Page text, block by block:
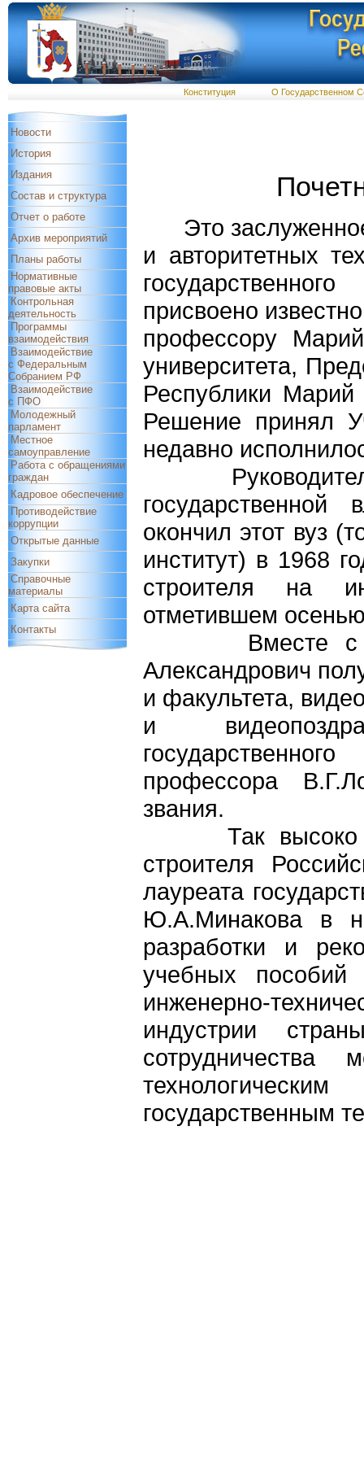
Конституция О Государственном
Новости
История
Издания
Состав и структура
Отчет о работе
Архив мероприятий
Планы работы
Нормативные
правовые акты
Контрольная
деятельность
Программы
взаимодействия
Взаимодействие
с Федеральным
Собранием РФ
Взаимодействие
с ПФО
Молодежный
парламент
Местное
самоуправление
Работа с обращениями
граждан
Кадровое обеспечение
Противодействие
коррупции
Открытые данные
Закупки
Справочные
материалы
Карта сайта
Контакты
Это заслуженное
и авторитетных
присвоено
профессору
университета,
Республики
Решение принял
недавно
Руководитель
окончил этот вуз
институт) в 1968
строителя на
отметившем
Вместе с
Александрович
и факультета,
и
профессора
звания.
Так высоко
строителя
лауреата
Ю.А.Минакова в
разработки и
учебных
инженерно-
индустрии
сотрудничества
государственным